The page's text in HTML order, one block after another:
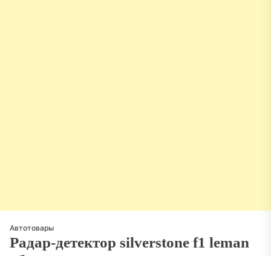
Автотовары
Радар-детектор silverstone f1 leman